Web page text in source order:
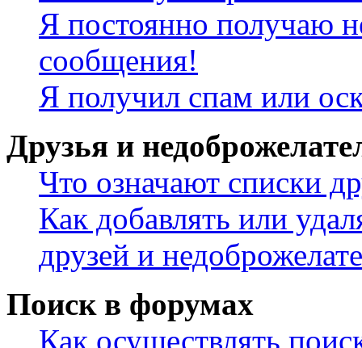
Я постоянно получаю
сообщения!
Я получил спам или
Друзья и
Что означают списки
Как добавлять или
друзей и
Поиск в форумах
Как осуществлять